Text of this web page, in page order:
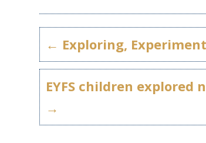
← Exploring,
EYFS children
→